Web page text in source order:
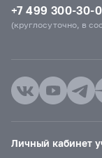
+7 499 300-30-
(круглосуточно, в
Личный кабинет